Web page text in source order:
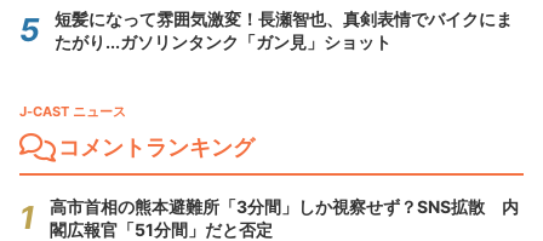
短髪になって雰囲気激変！長瀬智也、真剣表情でバイクにま
たがり...ガソリンタンク「ガン見」ショット
J-CAST ニュース
コメントランキング
高市首相の熊本避難所「3分間」しか視察せず？SNS拡散 内
閣広報官「51分間」だと否定